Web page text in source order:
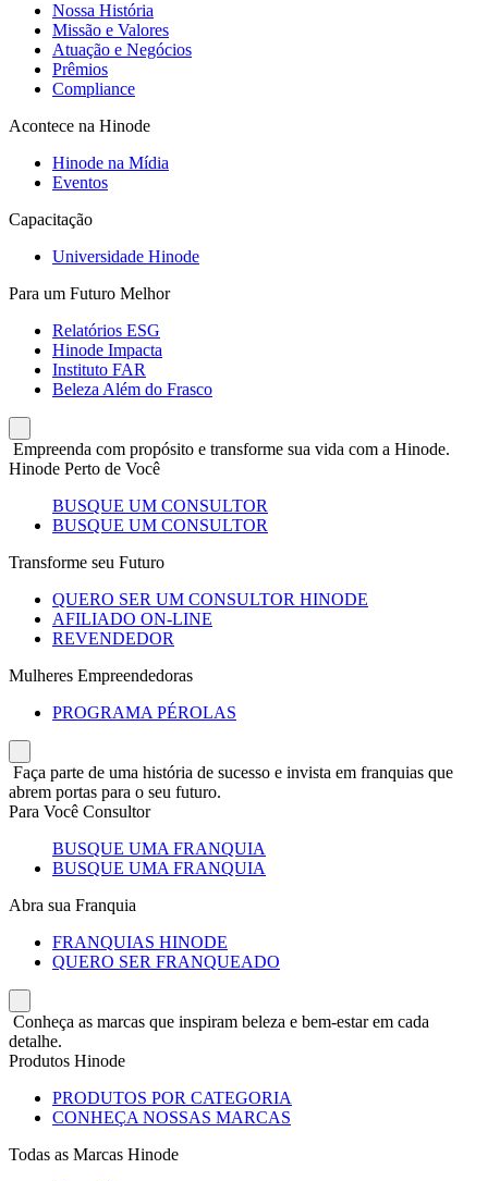
Nossa História
Missão e Valores
Atuação e Negócios
Prêmios
Compliance
Acontece na Hinode
Hinode na Mídia
Eventos
Capacitação
Universidade Hinode
Para um Futuro Melhor
Relatórios ESG
Hinode Impacta
Instituto FAR
Beleza Além do Frasco
Empreenda com propósito e transforme sua vida com a Hinode.
Hinode Perto de Você
BUSQUE UM CONSULTOR
BUSQUE UM CONSULTOR
Transforme seu Futuro
QUERO SER UM CONSULTOR HINODE
AFILIADO ON-LINE
REVENDEDOR
Mulheres Empreendedoras
PROGRAMA PÉROLAS
Faça parte de uma história de sucesso e invista em franquias que
abrem portas para o seu futuro.
Para Você Consultor
BUSQUE UMA FRANQUIA
BUSQUE UMA FRANQUIA
Abra sua Franquia
FRANQUIAS HINODE
QUERO SER FRANQUEADO
Conheça as marcas que inspiram beleza e bem-estar em cada
detalhe.
Produtos Hinode
PRODUTOS POR CATEGORIA
CONHEÇA NOSSAS MARCAS
Todas as Marcas Hinode